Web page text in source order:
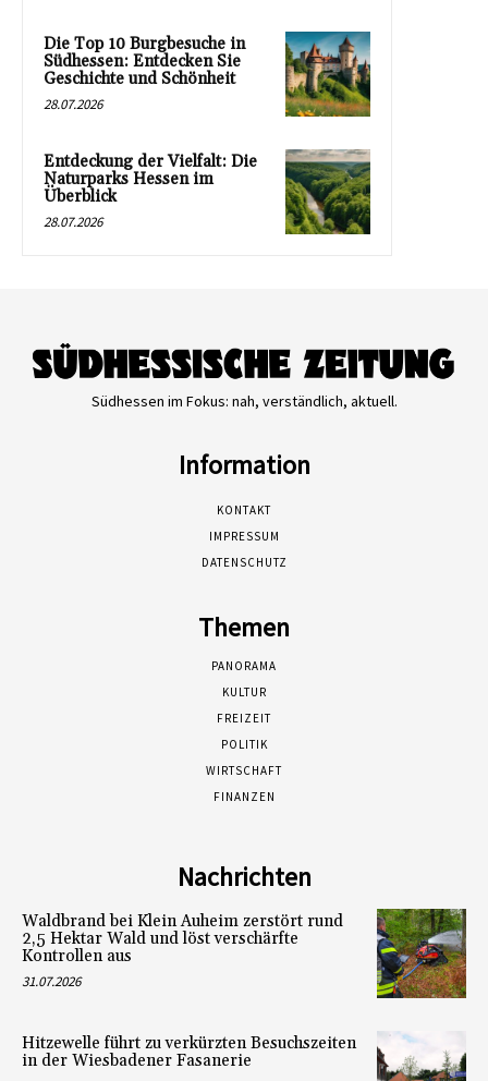
Die Top 10 Burgbesuche in
Südhessen: Entdecken Sie
Geschichte und Schönheit
28.07.2026
Entdeckung der Vielfalt: Die
Naturparks Hessen im
Überblick
28.07.2026
Südhessen im Fokus: nah, verständlich, aktuell.
Information
KONTAKT
IMPRESSUM
DATENSCHUTZ
Themen
PANORAMA
KULTUR
FREIZEIT
POLITIK
WIRTSCHAFT
FINANZEN
Nachrichten
Waldbrand bei Klein Auheim zerstört rund
2,5 Hektar Wald und löst verschärfte
Kontrollen aus
31.07.2026
Hitzewelle führt zu verkürzten Besuchszeiten
in der Wiesbadener Fasanerie